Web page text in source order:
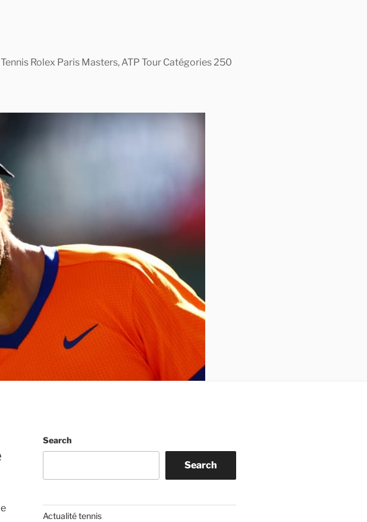
Rolex Paris Masters, ATP Tour Catégories 250
Search
Search
Actualité tennis